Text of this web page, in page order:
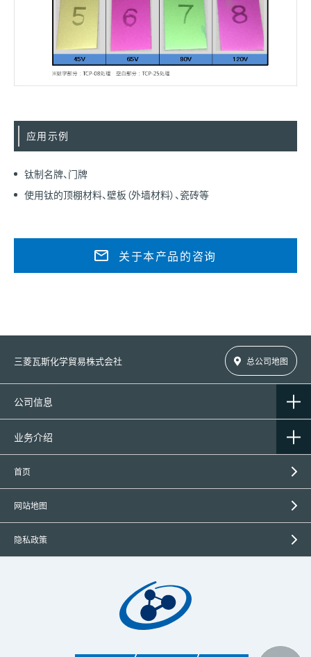
应用示例
钛制名牌、门牌
使用钛的顶棚材料、壁板（外墙材料）、瓷砖等
关于本产品的咨询
三菱瓦斯化学貿易株式会社 总公司地图
公司信息
业务介绍
首页
网站地图
隐私政策